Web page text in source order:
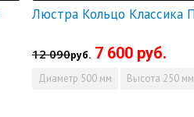
12 090руб. 7 600 руб.
Диаметр 500 мм Высота 250 мм